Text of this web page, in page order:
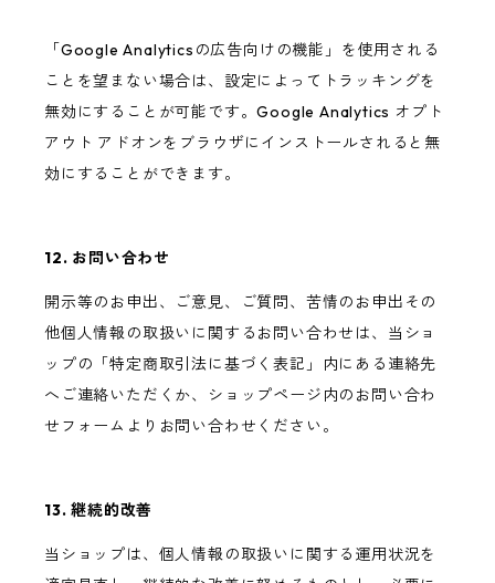
「Google Analyticsの広告向けの機能」を使用される
ことを望まない場合は、設定によってトラッキングを
無効にすることが可能です。Google Analytics オプト
アウト アドオンをブラウザにインストールされると無
効にすることができます。
12. お問い合わせ
開示等のお申出、ご意見、ご質問、苦情のお申出その
他個人情報の取扱いに関するお問い合わせは、当ショ
ップの「特定商取引法に基づく表記」内にある連絡先
へご連絡いただくか、ショップページ内のお問い合わ
せフォームよりお問い合わせください。
13. 継続的改善
当ショップは、個人情報の取扱いに関する運用状況を